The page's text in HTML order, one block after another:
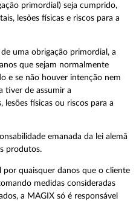
primordial) seja cumprido,
lesões físicas e riscos para a
uma obrigação primordial, a
que sejam normalmente
e se não houver intenção nem
tiver de assumir a
lesões físicas ou riscos para a
emanada da lei alemã
produtos.
por quaisquer danos que o cliente
medidas consideradas
a MAGIX só é responsável